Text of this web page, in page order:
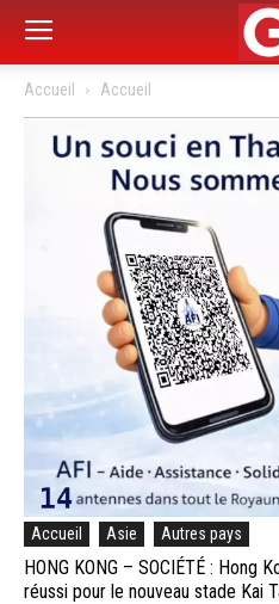
Accueil Accueil
Accueil Asie Autres pays
HONG KONG – SOCIÉTÉ : Hong
réussi pour le nouveau stade Kai